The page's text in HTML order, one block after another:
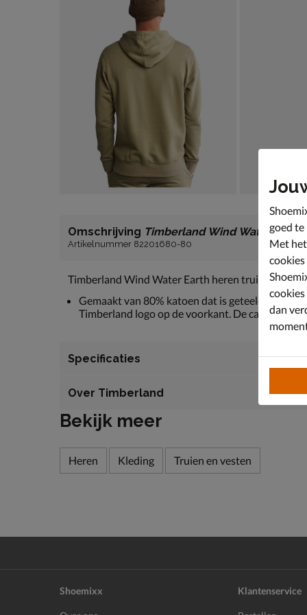
Omschrijving Timberland Wind Water Earth
Artikelnummer 82201680-80
Timberland Wind Water Earth heren trui
Gemaakt van 80% katoen dat is geteeld zonder
Timberland logo op de voorkant. De capuchon
Specificaties
Over Timberland
Bekijk meer
Heren Kleding Truien en vesten
Shoemixx Klantenservice
goed
Met
dan